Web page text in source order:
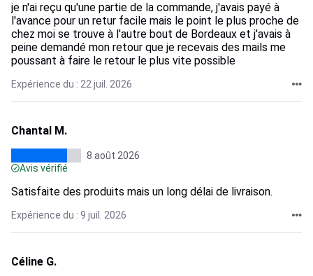
je n'ai reçu qu'une partie de la commande, j'avais payé à
l'avance pour un retur facile mais le point le plus proche de
chez moi se trouve à l'autre bout de Bordeaux et j'avais à
peine demandé mon retour que je recevais des mails me
poussant à faire le retour le plus vite possible
Expérience du : 22 juil. 2026
Chantal M.
8 août 2026
Avis vérifié
Satisfaite des produits mais un long délai de livraison.
Expérience du : 9 juil. 2026
Céline G.